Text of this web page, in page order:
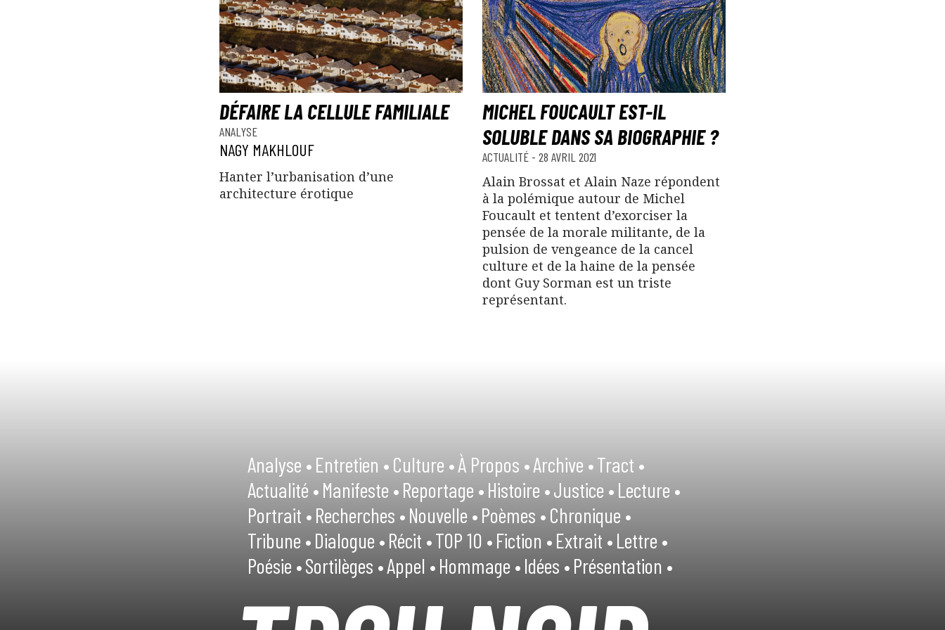
DÉFAIRE LA CELLULE FAMILIALE
ANALYSE
NAGY MAKHLOUF
Hanter l’urbanisation d’une
architecture érotique
MICHEL FOUCAULT EST-IL
SOLUBLE DANS SA BIOGRAPHIE ?
ACTUALITÉ -28 AVRIL 2021
Alain Brossat et Alain Naze répondent
à la polémique autour de Michel
Foucault et tentent d’exorciser la
pensée de la morale militante, de la
pulsion de vengeance de la cancel
culture et de la haine de la pensée
dont Guy Sorman est un triste
représentant.
Analyse •Entretien •Culture •À Propos •Archive •Tract •
Actualité •Manifeste •Reportage •Histoire •Justice •Lecture •
Portrait •Recherches •Nouvelle •Poèmes •Chronique •
Tribune •Dialogue •Récit •TOP 10 •Fiction •Extrait •Lettre •
Poésie •Sortilèges •Appel •Hommage •Idées •Présentation •